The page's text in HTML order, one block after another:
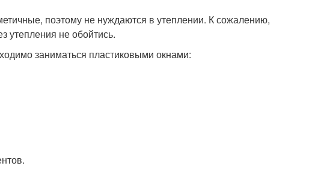
поэтому не нуждаются в утеплении. К сожалению,
утепления не обойтись.
заниматься пластиковыми окнами: